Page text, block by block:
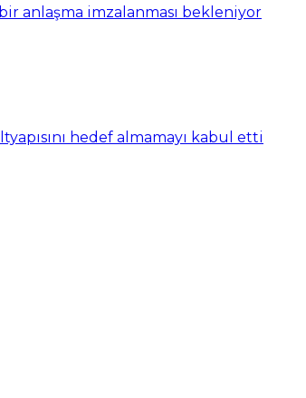
anlaşma imzalanması bekleniyor
hedef almamayı kabul etti